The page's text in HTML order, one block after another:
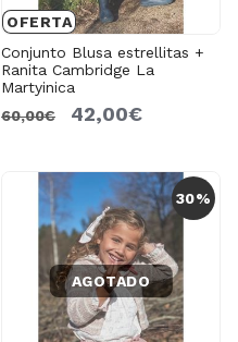
OFERTA
Conjunto Blusa estrellitas +
Ranita Cambridge La
Martyinica
60,00€
42,00€
30%
AGOTADO